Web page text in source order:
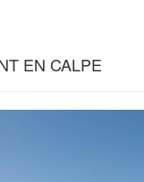
EN CALPE